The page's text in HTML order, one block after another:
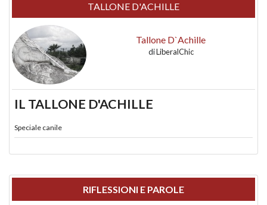
TALLONE D'ACHILLE
Tallone D`Achille
diLiberalChic
IL TALLONE D'ACHILLE
Speciale canile
RIFLESSIONI E PAROLE